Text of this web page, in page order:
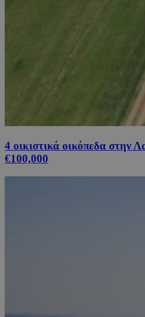
4 οικιστικά οικόπεδα στην
€100,000